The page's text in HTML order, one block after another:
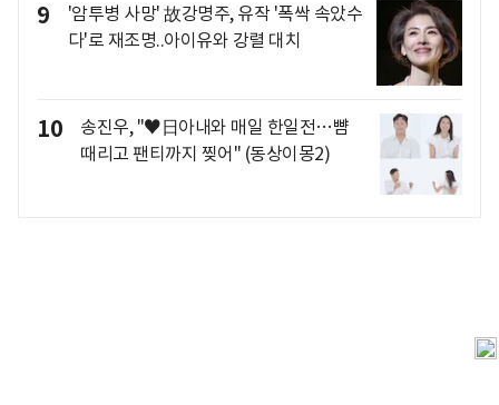
9
'암투병 사망' 故강명주, 유작 '폭싹 속았수
다'로 재조명..아이유와 강렬 대치
10
송진우, "♥日아내와 매일 한일전…뺨
때리고 팬티까지 찢어" (동상이몽2)